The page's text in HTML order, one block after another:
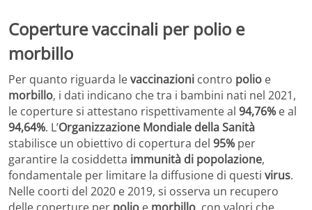
Coperture vaccinali per polio e
morbillo
Per quanto riguarda levaccinazioni contro polio e
morbillo, i dati indicano che tra i bambini nati nel 2021,
le coperture si attestano rispettivamente al 94,76% e al
94,64%. L’Organizzazione Mondiale della Sanità
stabilisce un obiettivo di copertura del 95% per
garantire la cosiddetta immunità di popolazione,
fondamentale per limitare la diffusione di questi virus.
Nelle coorti del 2020 e 2019, si osserva un recupero